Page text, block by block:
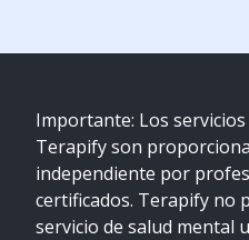
Importante: Los
Terapify son
independiente por
certificados. Terapify no
servicio de salud mental